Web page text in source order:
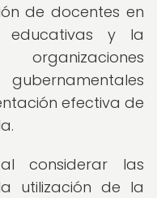
de docentes en
y la
efectiva de
considerar las
utilización de la